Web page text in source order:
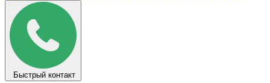
Быстрый контакт